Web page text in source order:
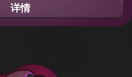
详情